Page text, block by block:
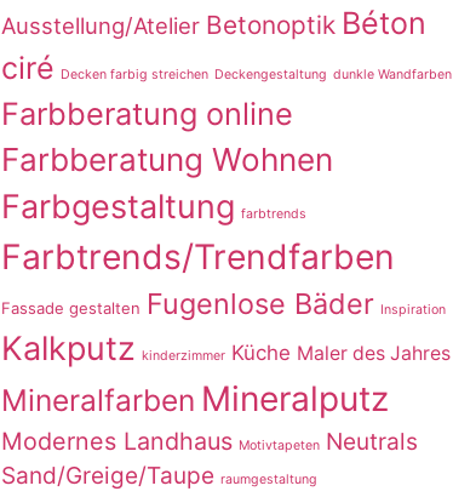
Ausstellung/Atelier Betonoptik Béton
ciré Decken farbig streichen Deckengestaltung dunkle Wandfarben
Farbberatung online
Farbberatung Wohnen
Farbgestaltung farbtrends
Farbtrends/Trendfarben
Fassade gestalten Fugenlose Bäder Inspiration
Kalkputz kinderzimmer Küche Maler des Jahres
Mineralfarben Mineralputz
Modernes Landhaus Motivtapeten Neutrals
Sand/Greige/Taupe raumgestaltung